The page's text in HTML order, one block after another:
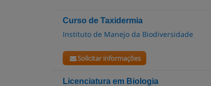
Curso de Taxidermia
Instituto de Manejo da Biodiversidade
Solicitar informações
Licenciatura em Biologia